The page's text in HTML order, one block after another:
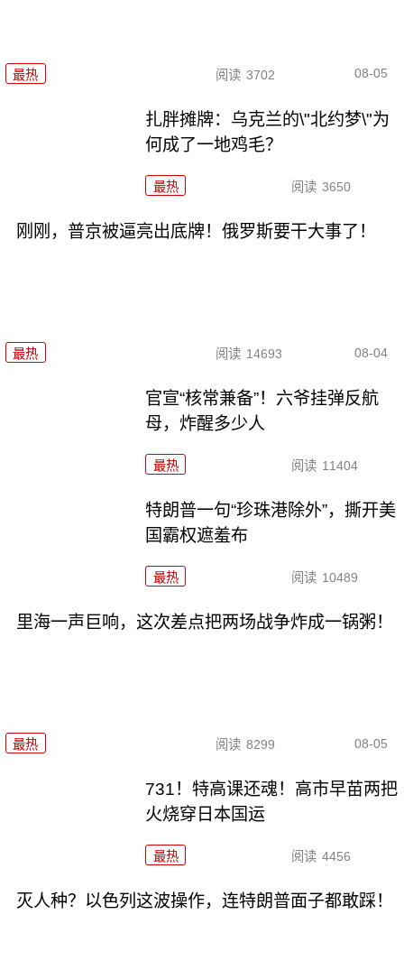
最热 阅读 3702 08-05
扎胖摊牌：乌克兰的\"北约梦\"为
何成了一地鸡毛？
最热 阅读 3650
刚刚，普京被逼亮出底牌！俄罗斯要干大事了！
最热 阅读 14693 08-04
官宣“核常兼备”！六爷挂弹反航
母，炸醒多少人
最热 阅读 11404
特朗普一句“珍珠港除外”，撕开美
国霸权遮羞布
最热 阅读 10489
里海一声巨响，这次差点把两场战争炸成一锅粥！
最热 阅读 8299 08-05
731！特高课还魂！高市早苗两把
火烧穿日本国运
最热 阅读 4456
灭人种？以色列这波操作，连特朗普面子都敢踩！